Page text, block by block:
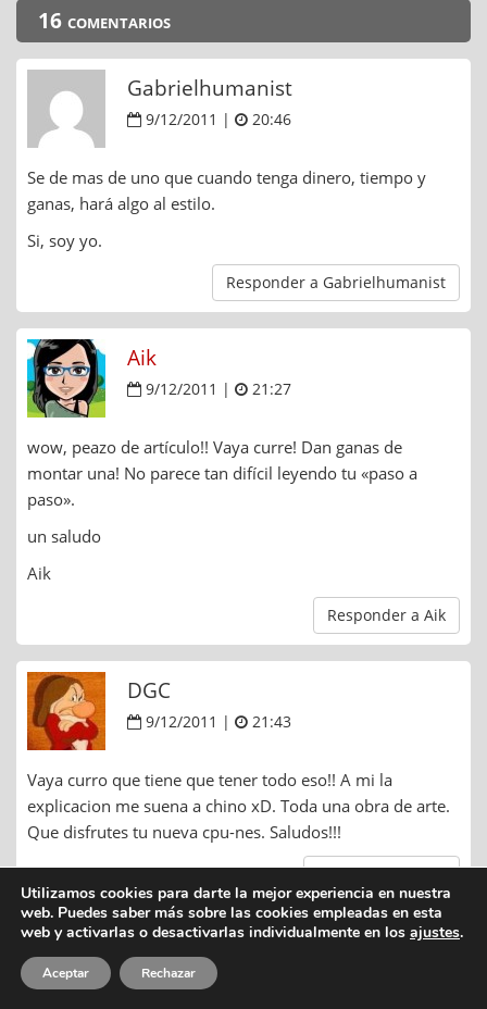
16 comentarios
Gabrielhumanist
9/12/2011 | 20:46
Se de mas de uno que cuando tenga dinero, tiempo y
ganas, hará algo al estilo.
Si, soy yo.
Responder a Gabrielhumanist
Aik
9/12/2011 | 21:27
wow, peazo de artículo!! Vaya curre! Dan ganas de
montar una! No parece tan difícil leyendo tu «paso a
paso».
un saludo
Aik
Responder a Aik
DGC
9/12/2011 | 21:43
Vaya curro que tiene que tener todo eso!! A mi la
explicacion me suena a chino xD. Toda una obra de arte.
Que disfrutes tu nueva cpu-nes. Saludos!!!
Responder a DGC
9/12/2011 |
Utilizamos cookies para darte la mejor experiencia en nuestra
web. Puedes saber más sobre las cookies empleadas en esta
web y activarlas o desactivarlas individualmente en los ajustes.
Aceptar Rechazar